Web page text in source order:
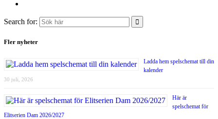
Search for:
Fler nyheter
Ladda hem spelschemat till din
kalender
30 juli, 2026
Här är
spelschemat för
Elitserien Dam 2026/2027